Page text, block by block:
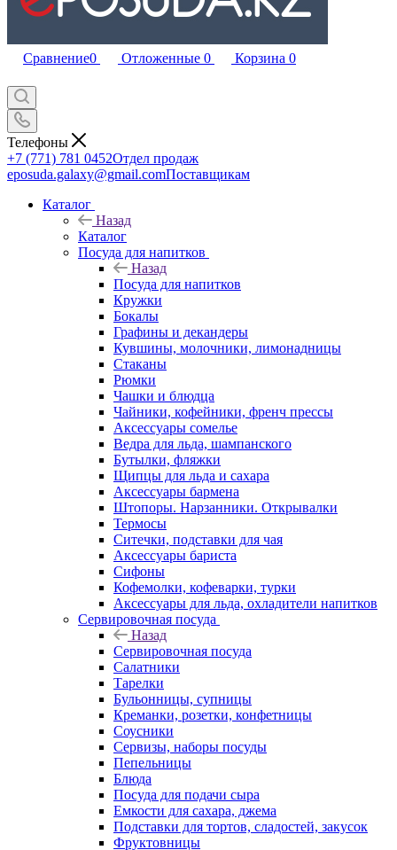
Сравнение0 Отложенные 0 Корзина 0
Телефоны
+7 (771) 781 0452Отдел продаж
eposuda.galaxy@gmail.comПоставщикам
Каталог
Назад
Каталог
Посуда для напитков
Назад
Посуда для напитков
Кружки
Бокалы
Графины и декандеры
Кувшины, молочники, лимонадницы
Стаканы
Рюмки
Чашки и блюдца
Чайники, кофейники, френч прессы
Аксессуары сомелье
Ведра для льда, шампанского
Бутылки, фляжки
Щипцы для льда и сахара
Аксессуары бармена
Штопоры. Нарзанники. Открывалки
Термосы
Ситечки, подставки для чая
Аксессуары бариста
Сифоны
Кофемолки, кофеварки, турки
Аксессуары для льда, охладители напитков
Сервировочная посуда
Назад
Сервировочная посуда
Салатники
Тарелки
Бульонницы, супницы
Креманки, розетки, конфетницы
Соусники
Сервизы, наборы посуды
Пепельницы
Блюда
Посуда для подачи сыра
Емкости для сахара, джема
Подставки для тортов, сладостей, закусок
Фруктовницы